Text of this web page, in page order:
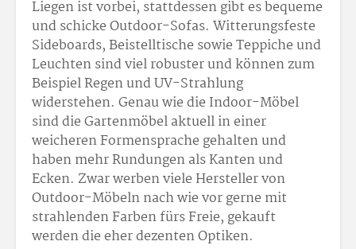
Liegen ist vorbei, stattdessen gibt es bequeme
und schicke Outdoor-Sofas. Witterungsfeste
Sideboards, Beistelltische sowie Teppiche und
Leuchten sind viel robuster und können zum
Beispiel Regen und UV-Strahlung
widerstehen. Genau wie die Indoor-Möbel
sind die Gartenmöbel aktuell in einer
weicheren Formensprache gehalten und
haben mehr Rundungen als Kanten und
Ecken. Zwar werben viele Hersteller von
Outdoor-Möbeln nach wie vor gerne mit
strahlenden Farben fürs Freie, gekauft
werden die eher dezenten Optiken.